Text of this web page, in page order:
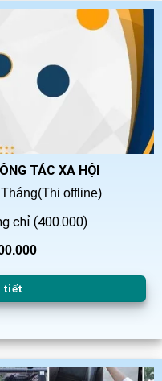
TÁC XA HỘI
offline)
chỉ (400.000)
tiết